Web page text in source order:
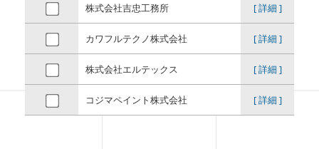
株式会社吉忠工務所 [ 詳細 ]
カワフルテクノ株式会社 [ 詳細 ]
株式会社エルテックス [ 詳細 ]
コジマペイント株式会社 [ 詳細 ]